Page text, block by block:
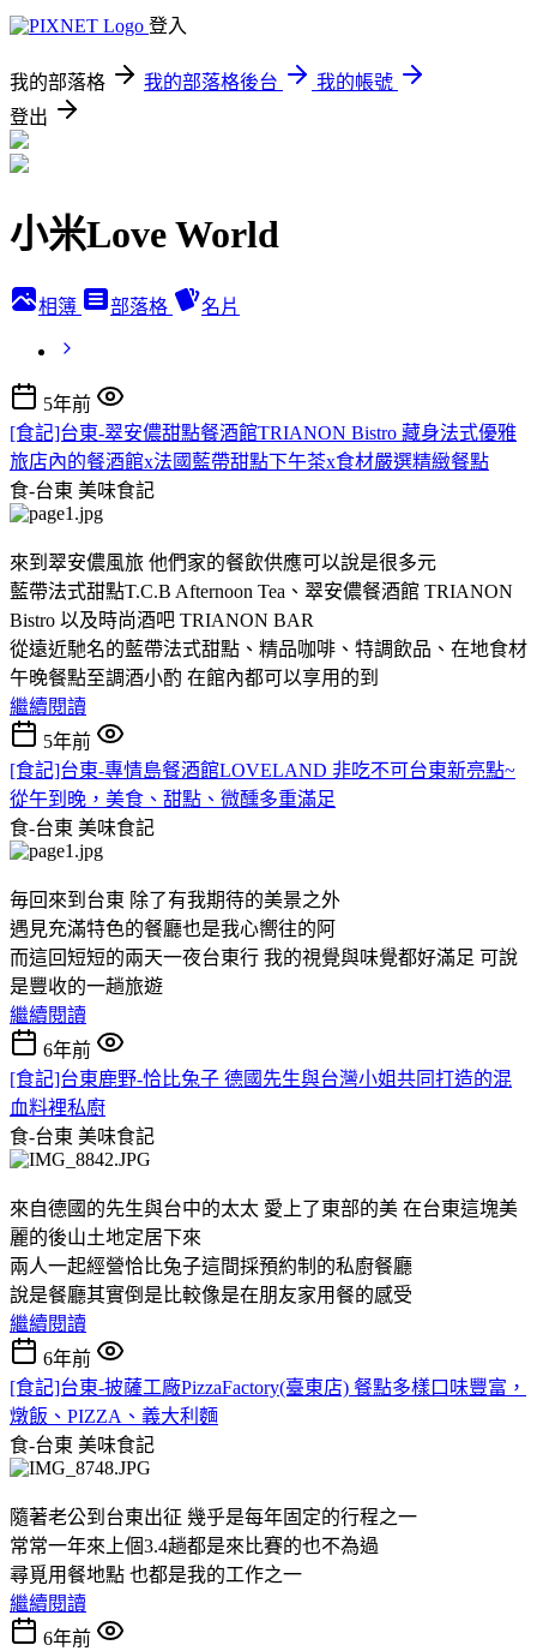
登入
我的部落格 我的部落格後台
我的帳號
登出
小米Love World
相簿 部落格 名片
5年前
[食記]台東-翠安儂甜點餐酒館TRIANON Bistro 藏身法式優雅
旅店內的餐酒館x法國藍帶甜點下午茶x食材嚴選精緻餐點
食-台東 美味食記
來到翠安儂風旅 他們家的餐飲供應可以說是很多元
藍帶法式甜點T.C.B Afternoon Tea、翠安儂餐酒館 TRIANON
Bistro 以及時尚酒吧 TRIANON BAR
從遠近馳名的藍帶法式甜點、精品咖啡、特調飲品、在地食材
午晚餐點至調酒小酌 在館內都可以享用的到
繼續閱讀
5年前
[食記]台東-專情島餐酒館LOVELAND 非吃不可台東新亮點~
從午到晚，美食、甜點、微醺多重滿足
食-台東 美味食記
毎回來到台東 除了有我期待的美景之外
遇見充滿特色的餐廳也是我心嚮往的阿
而這回短短的兩天一夜台東行 我的視覺與味覺都好滿足 可說
是豐收的一趟旅遊
繼續閱讀
6年前
[食記]台東鹿野-恰比兔子 德國先生與台灣小姐共同打造的混
血料裡私廚
食-台東 美味食記
來自德國的先生與台中的太太 愛上了東部的美 在台東這塊美
麗的後山土地定居下來
兩人一起經營恰比兔子這間採預約制的私廚餐廳
說是餐廳其實倒是比較像是在朋友家用餐的感受
繼續閱讀
6年前
[食記]台東-披薩工廠PizzaFactory(臺東店) 餐點多樣口味豐富，
燉飯、PIZZA、義大利麵
食-台東 美味食記
隨著老公到台東出征 幾乎是每年固定的行程之一
常常一年來上個3.4趟都是來比賽的也不為過
尋覓用餐地點 也都是我的工作之一
繼續閱讀
6年前